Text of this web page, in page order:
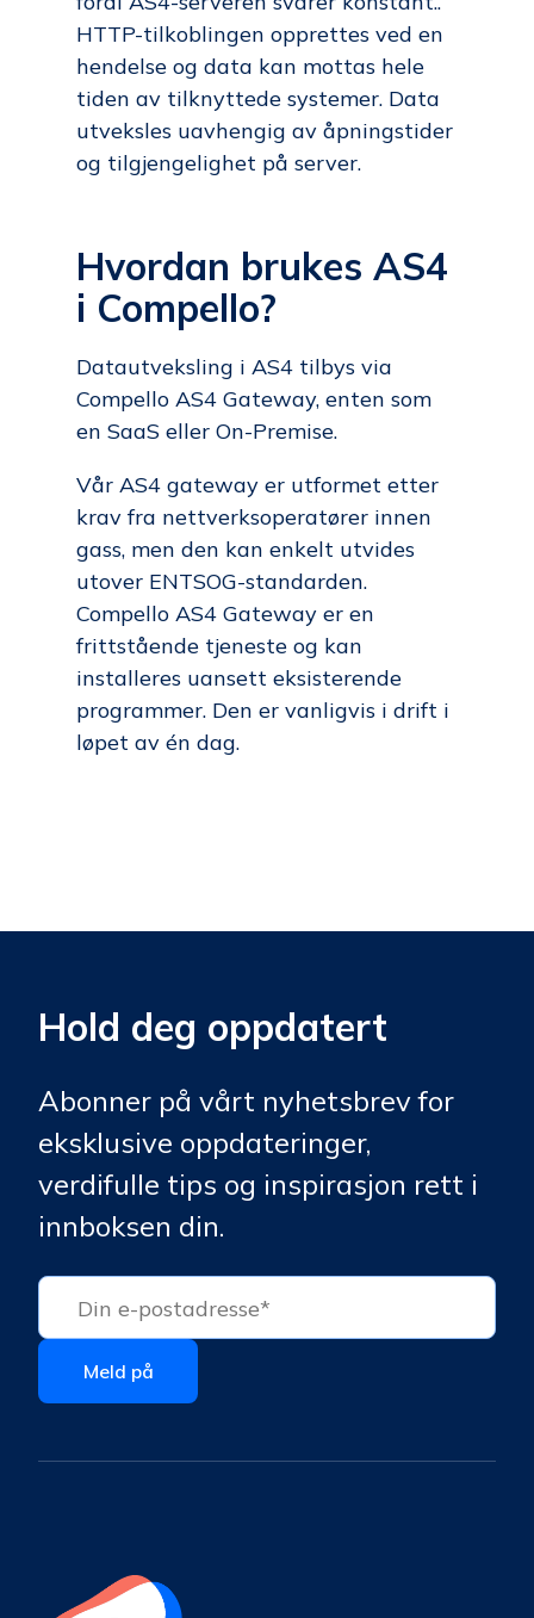
HTTP-tilkoblingen opprettes ved en
hendelse og data kan mottas hele
tiden av tilknyttede systemer. Data
utveksles uavhengig av åpningstider
og tilgjengelighet på server.
Hvordan brukes AS4
i Compello?
Datautveksling i AS4 tilbys via
Compello AS4 Gateway, enten som
en SaaS eller On-Premise.
Vår AS4 gateway er utformet etter
krav fra nettverksoperatører innen
gass, men den kan enkelt utvides
utover ENTSOG-standarden.
Compello AS4 Gateway er en
frittstående tjeneste og kan
installeres uansett eksisterende
programmer. Den er vanligvis i drift i
løpet av én dag.
Hold deg oppdatert
Abonner på vårt nyhetsbrev for
eksklusive oppdateringer,
verdifulle tips og inspirasjon rett i
innboksen din.